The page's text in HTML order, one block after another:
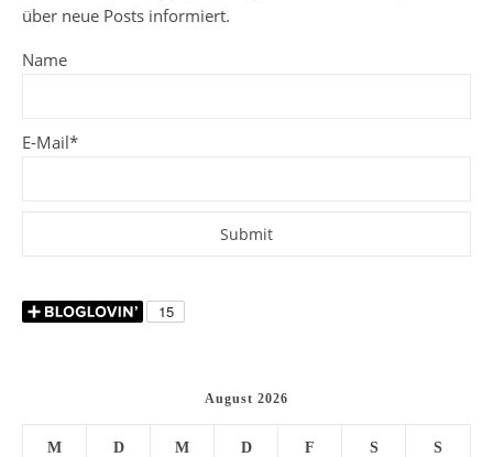
über neue Posts informiert.
Name
E-Mail*
August 2026
M D M D F S S